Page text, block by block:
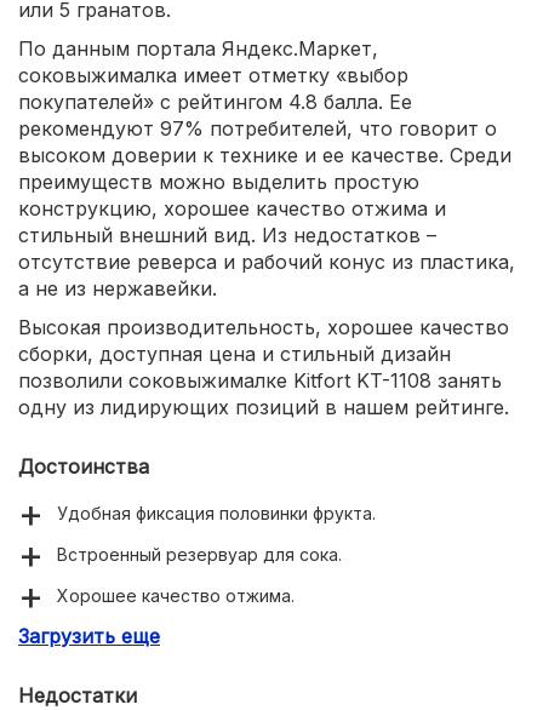
или 5 гранатов.
По данным портала Яндекс.Маркет,
соковыжималка имеет отметку «выбор
покупателей» с рейтингом 4.8 балла. Ее
рекомендуют 97% потребителей, что говорит о
высоком доверии к технике и ее качестве. Среди
преимуществ можно выделить простую
конструкцию, хорошее качество отжима и
стильный внешний вид. Из недостатков –
отсутствие реверса и рабочий конус из пластика,
а не из нержавейки.
Высокая производительность, хорошее качество
сборки, доступная цена и стильный дизайн
позволили соковыжималке Kitfort KT-1108 занять
одну из лидирующих позиций в нашем рейтинге.
Достоинства
Удобная фиксация половинки фрукта.
Встроенный резервуар для сока.
Хорошее качество отжима.
Встроенная защита от перегрева мотора.
Загрузить еще
Недостатки